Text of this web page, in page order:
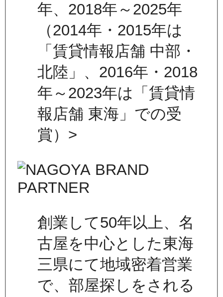
年、2018年～2025年
（2014年・2015年は
「賃貸情報店舗 中部・
北陸」、2016年・2018
年～2023年は「賃貸情
報店舗 東海」での受
賞）>
創業して50年以上、名
古屋を中心とした東海
三県にて地域密着営業
で、部屋探しをされる